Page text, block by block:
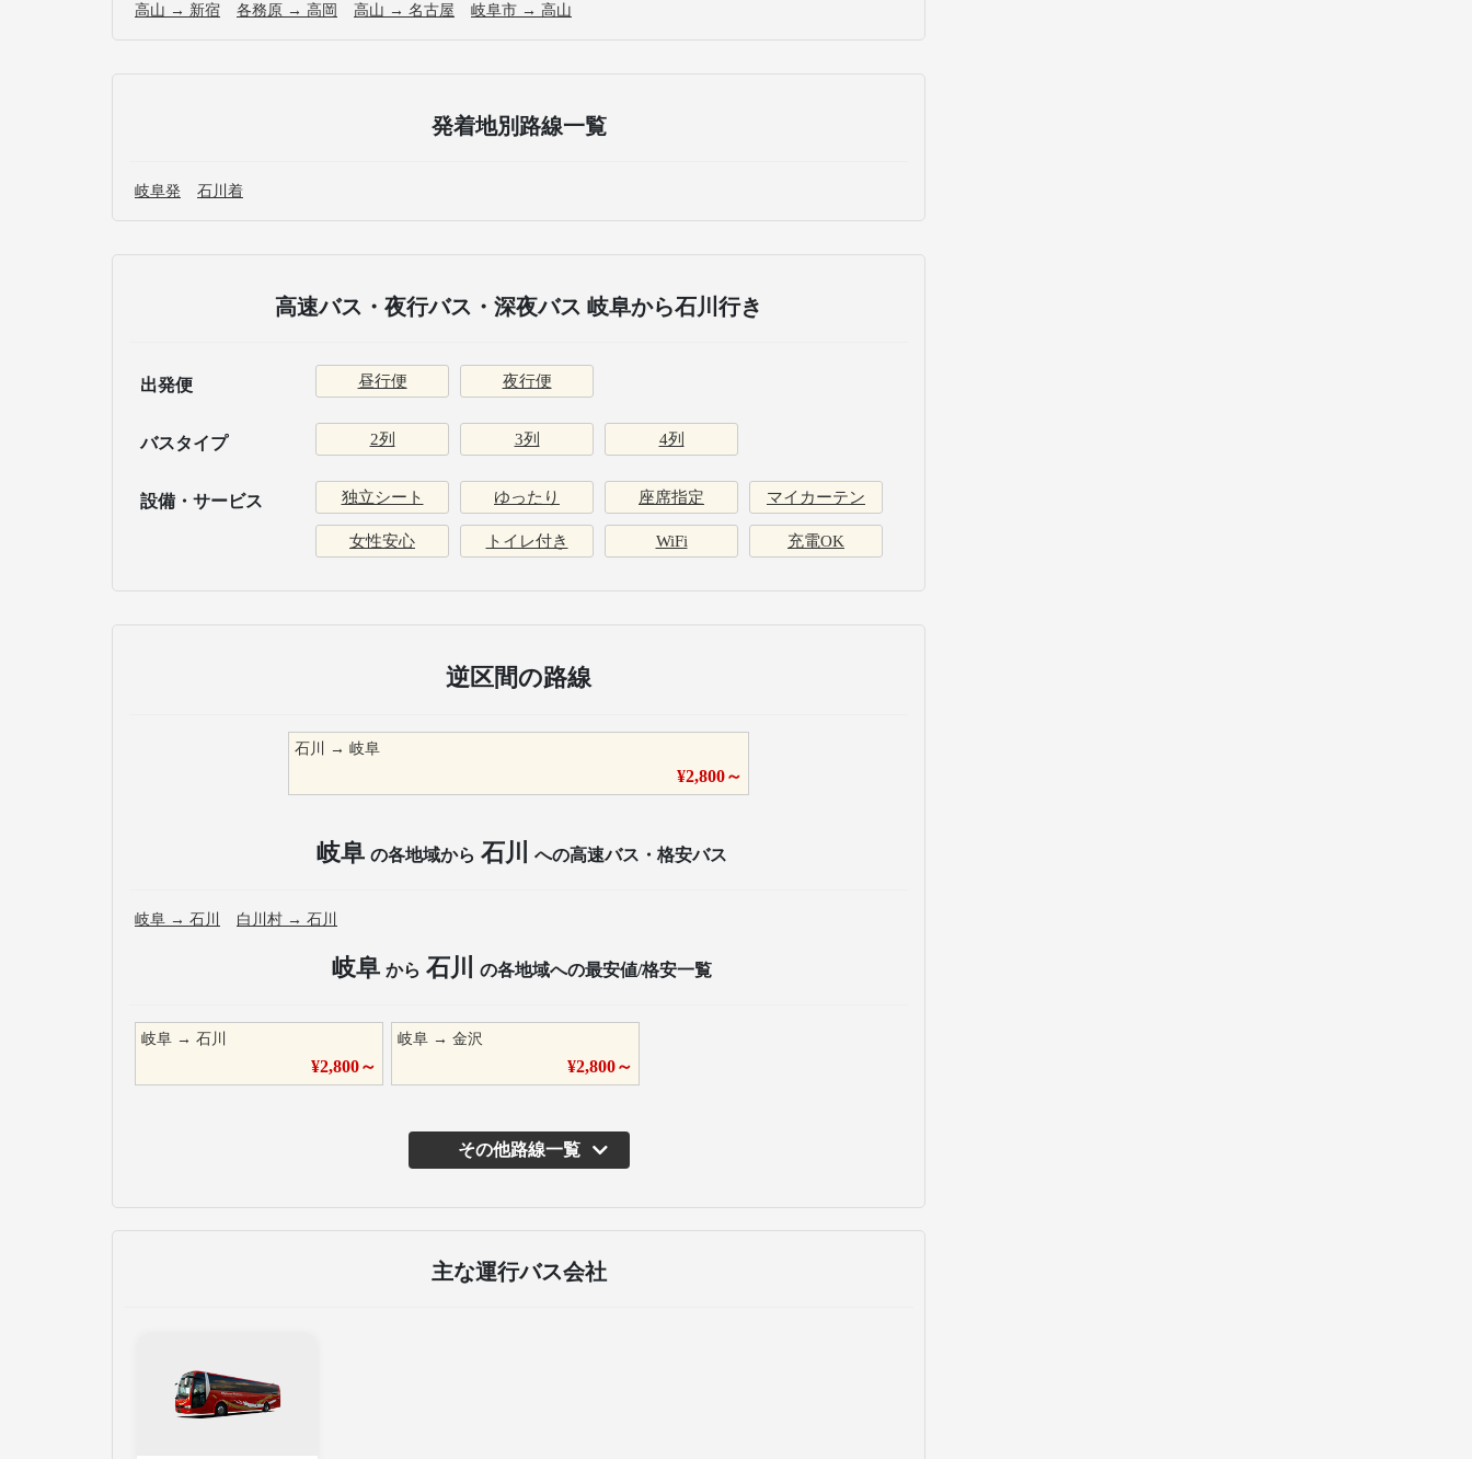
高山 → 新宿 各務原 → 高岡 高山 → 名古屋 岐阜市 → 高山
発着地別路線一覧
岐阜発 石川着
高速バス・夜行バス・深夜バス 岐阜から石川行き
出発便 昼行便 夜行便
バスタイプ 2列 3列 4列
設備・サービス 独立シート ゆったり 座席指定 マイカーテン
女性安心 トイレ付き WiFi 充電OK
逆区間の路線
石川 →岐阜
¥2,800～
岐阜 の各地域から 石川 への高速バス・格安バス
岐阜 → 石川 白川村 → 石川
岐阜 から 石川 の各地域への最安値/格安一覧
岐阜 → 石川
¥2,800～
岐阜 →金沢
¥2,800～
その他路線一覧
主な運行バス会社